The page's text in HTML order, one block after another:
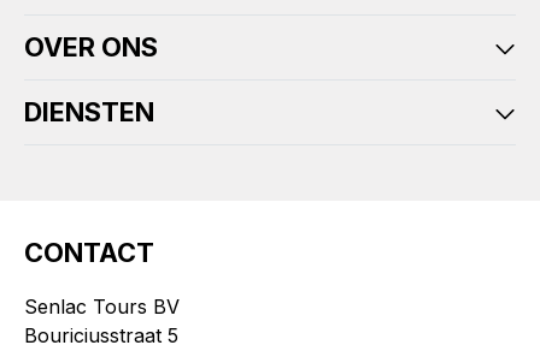
OVER ONS
DIENSTEN
CONTACT
Senlac Tours BV
Bouriciusstraat 5